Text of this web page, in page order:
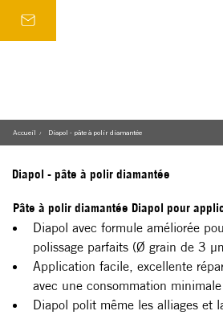
Diapol - pâte à polir diamantée
Pâte à polir diamantée Diapol pour
Diapol avec formule améliorée
polissage parfaits (Ø grain de 3
Application facile, excellente
avec une consommation minimale
Diapol polit même les alliages et
Accueil / Diapol - pâte à polir diamantée